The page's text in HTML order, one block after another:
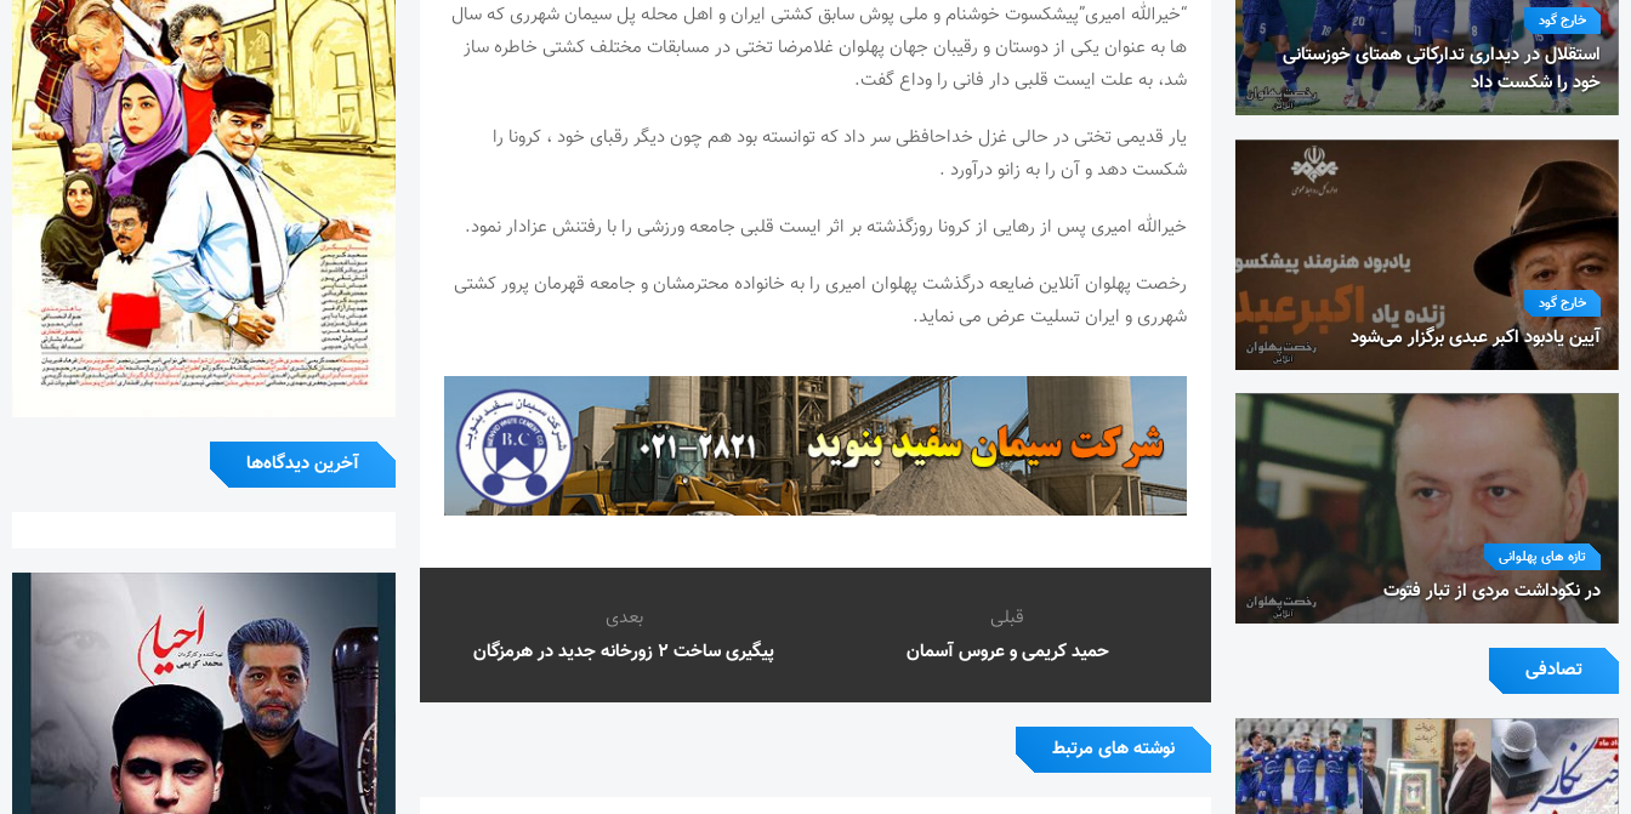
خارج گود
استقلال در دیداری تدارکاتی همتای خوزستانی
خود را شکست داد
خارج گود
آیین یادبود اکبر عبدی برگزار می‌شود
تازه های پهلوانی
در نکوداشت مردی از تبار فتوت
تصادفی
“خیرالله امیری”پیشکسوت خوشنام و ملی پوش سابق کشتی ایران و اهل محله پل سیمان شهرری که سال
ها به عنوان یکی از دوستان و رقیبان جهان پهلوان غلامرضا تختی در مسابقات مختلف کشتی خاطره ساز
شد، به علت ایست قلبی دار فانی را وداع گفت.
یار قدیمی تختی در حالی غزل خداحافظی سر داد که توانسته بود هم چون دیگر رقبای خود ، کرونا را
شکست دهد و آن را به زانو درآورد .
خیرالله امیری پس از رهایی از کرونا روزگذشته بر اثر ایست قلبی جامعه ورزشی را با رفتنش عزادار نمود.
رخصت پهلوان آنلاین ضایعه درگذشت پهلوان امیری را به خانواده محترمشان و جامعه قهرمان پرور کشتی
شهرری و ایران تسلیت عرض می نماید.
قبلی
حمید کریمی و عروس آسمان
بعدی
پیگیری ساخت ۲ زورخانه جدید در هرمزگان
نوشته های مرتبط
آخرین دیدگاه‌ها